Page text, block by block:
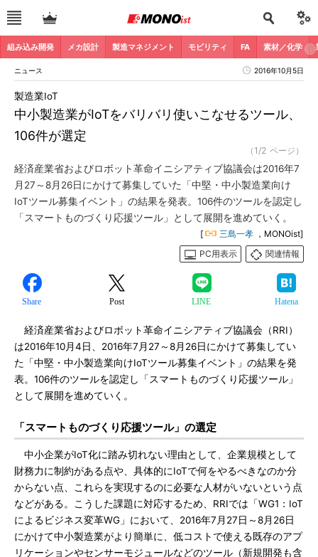
組み込み開発 メカ設計 製造マネジメント モビリティ FA 素材／化学
ニュース 2016年10月5日
中小製造業がIoTをバリバリ使いこなせるツール、
106件が選定
製造業IoT
（1/2 ページ）
経済産業省およびロボット革命イニシアティブ協議会は2016年7
月27～8月26日にかけて募集していた「中堅・中小製造業向け
IoTツール募集イベント」の結果を発表。106件のツールを認定し
「スマートものづくり応援ツール」として展開を進めていく。
[ 三島一孝 ，MONOist]
PC用表示
関連情報
Share Post LINE Hatena
経済産業省およびロボット革命イニシアティブ協議会（RRI）
は2016年10月4日、2016年7月27～8月26日にかけて募集してい
た「中堅・中小製造業向けIoTツール募集イベント」の結果を発
表。106件のツールを認定し「スマートものづくり応援ツール」
として展開を進めていく。
「スマートものづくり応援ツール」の選定
中小企業がIoT化に踏み切れない理由として、企業規模として
財務力に制約がある点や、具体的にIoTで何をやるべきなのか分
からない点、これらを実現するのに必要な人材がいないという点
などがある。こうした課題に対応するため、RRIでは「WG1：IoT
によるビジネス変革WG」において、2016年7月27日～8月26日
にかけて中小製造業がより簡単に、低コストで使える既存のアプ
リケーションやセンサーモジュールなどのツール（新規開発も含